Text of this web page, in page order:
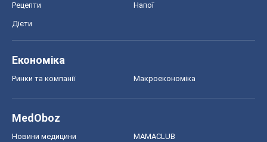
Рецепти Напої
Дієти
Економіка
Ринки та компанії Макроекономіка
MedOboz
Новини медицини MAMACLUB